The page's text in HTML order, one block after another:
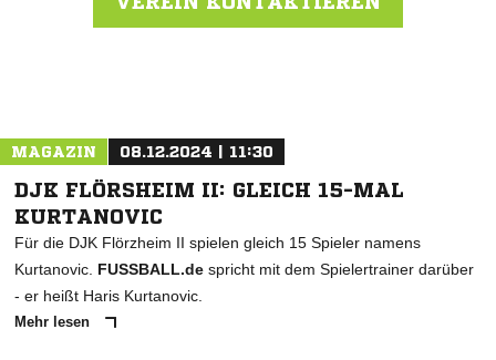
MAGAZIN 08.12.2024 | 11:30
DJK FLÖRSHEIM II: GLEICH 15-MAL
KURTANOVIC
Für die DJK Flörzheim II spielen gleich 15 Spieler namens
Kurtanovic. FUSSBALL.de spricht mit dem Spielertrainer darüber
- er heißt Haris Kurtanovic.
Mehr lesen